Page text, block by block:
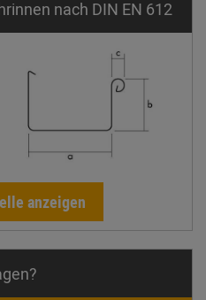
nach DIN EN 612
anzeigen